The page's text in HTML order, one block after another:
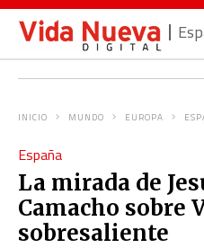
INICIO MUNDO EUROPA
España
La mirada de
Camacho sobre
sobresaliente